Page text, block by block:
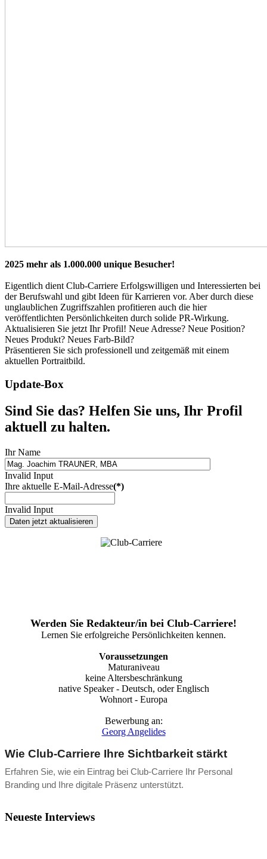
2025 mehr als 1.000.000 unique Besucher!
Eigentlich dient Club-Carriere Erfolgswilligen und Interessierten bei
der Berufswahl und gibt Ideen für Karrieren vor. Aber durch diese
unglaublichen Zugriffszahlen profitieren auch die hier
veröffentlichten Persönlichkeiten durch solide PR-Wirkung.
Aktualisieren Sie jetzt Ihr Profil! Neue Adresse? Neue Position?
Neues Produkt? Neues Farb-Bild?
Präsentieren Sie sich professionell und zeitgemäß mit einem
aktuellen Portraitbild.
Update-Box
Sind Sie das? Helfen Sie uns, Ihr Profil
aktuell zu halten.
Ihr Name
Invalid Input
Ihre aktuelle E-Mail-Adresse(*)
Invalid Input
Daten jetzt aktualisieren
Werden Sie Redakteur/in bei Club-Carriere!
Lernen Sie erfolgreiche Persönlichkeiten kennen.
Voraussetzungen
Maturaniveau
keine Altersbeschränkung
native Speaker - Deutsch, oder Englisch
Wohnort - Europa
Bewerbung an:
Georg Angelides
Wie Club-Carriere Ihre Sichtbarkeit stärkt
Erfahren Sie, wie ein Eintrag bei Club-Carriere Ihr Personal
Branding und Ihre digitale Präsenz unterstützt.
▶
Neueste Interviews